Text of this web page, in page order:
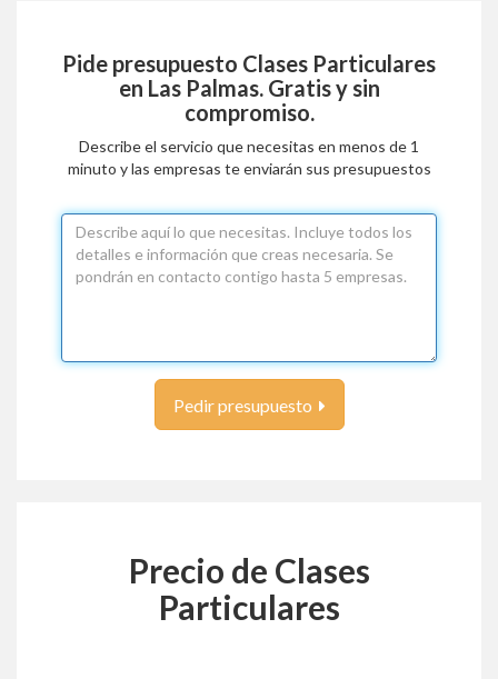
Pide presupuesto Clases Particulares
en Las Palmas. Gratis y sin
compromiso.
Describe el servicio que necesitas en menos de 1
minuto y las empresas te enviarán sus presupuestos
Pedir presupuesto
Precio de Clases
Particulares